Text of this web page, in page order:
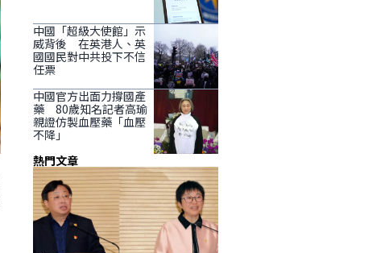
中國「超級大使館」示
威背後 在英港人、英
國國民對中共投下不信
任票
中國官方出面力撐國產
藥 80歲知名記者高瑜
親證仿製血壓藥「血壓
不降」
熱門文章